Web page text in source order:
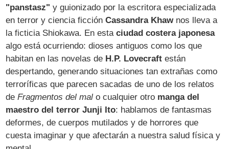
"panstasz" y guionizado por la escritora especializada
en terror y ciencia ficciónCassandra Khawnos lleva a
la ficticia Shiokawa. En estaciudad costera japonesa
algo está ocurriendo: dioses antiguos como los que
habitan en las novelas de H.P. Lovecraft están
despertando, generando situaciones tan extrañas como
terroríficas que parecen sacadas de uno de los relatos
deFragmentos del mal o cualquier otro manga del
maestro del terror Junji Ito: hablamos de fantasmas
deformes, de cuerpos mutilados y de horrores que
cuesta imaginar y que afectarán a nuestra salud física y